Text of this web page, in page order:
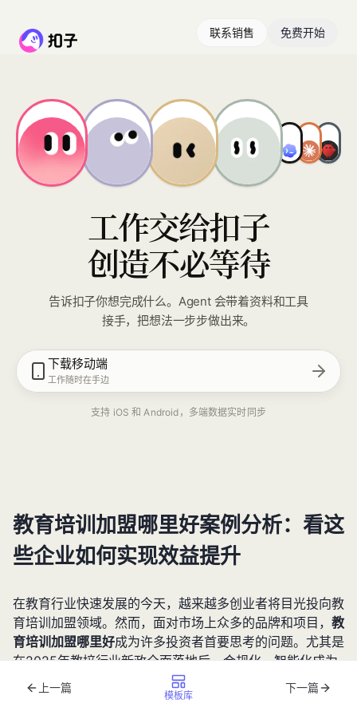
联系销售 免费开始
工作交给扣子
创造不必等待
告诉扣子你想完成什么。Agent 会带着资料和工具
接手，把想法一步步做出来。
下载移动端
工作随时在手边
支持 iOS 和 Android，多端数据实时同步
教育培训加盟哪里好案例分析：看这
些企业如何实现效益提升
在教育行业快速发展的今天，越来越多创业者将目光投向教
育培训加盟领域。然而，面对市场上众多的品牌和项目， 教
育培训加盟哪里好成为许多投资者首要思考的问题。尤其是
在2025年教培行业新政全面落地后，合规化、智能化成为
行业发展的关键词，选择一个靠谱的加盟品牌显得尤为重
要。本文将通过分析行业现状、成功案例和关键选择标准，
上一篇
模板库
下一篇